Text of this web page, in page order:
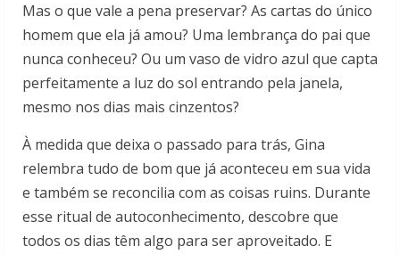
Mas o que vale a pena preservar? As cartas do único
homem que ela já amou? Uma lembrança do pai que
nunca conheceu? Ou um vaso de vidro azul que capta
perfeitamente a luz do sol entrando pela janela,
mesmo nos dias mais cinzentos?
À medida que deixa o passado para trás, Gina
relembra tudo de bom que já aconteceu em sua vida
e também se reconcilia com as coisas ruins. Durante
esse ritual de autoconhecimento, descobre que
todos os dias têm algo para ser aproveitado. E